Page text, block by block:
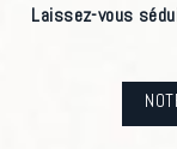
Laissez-vous